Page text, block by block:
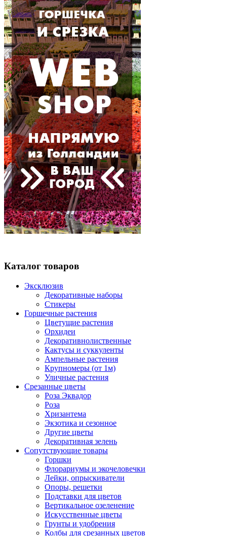
Каталог товаров
Эксклюзив
Декоративные наборы
Стикеры
Горшечные растения
Цветущие растения
Орхидеи
Декоративнолиственные
Кактусы и суккуленты
Ампельные растения
Крупномеры (от 1м)
Уличные растения
Срезанные цветы
Роза Эквадор
Роза
Хризантема
Экзотика и сезонное
Другие цветы
Декоративная зелень
Сопутствующие товары
Горшки
Флорариумы и экочеловечки
Лейки, опрыскиватели
Опоры, решетки
Подставки для цветов
Вертикальное озеленение
Искусственные цветы
Грунты и удобрения
Колбы для срезанных цветов